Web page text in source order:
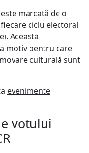
marcată de o
ciclu electoral
Această
motiv pentru care
culturală sunt
evenimente
votului